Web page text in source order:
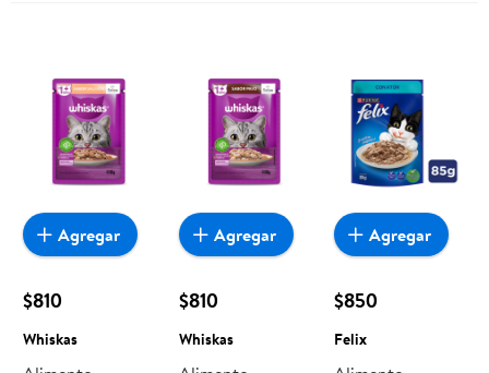
$810
Whiskas
Agregar
$810
Whiskas
Agregar
$850
Felix
Agregar